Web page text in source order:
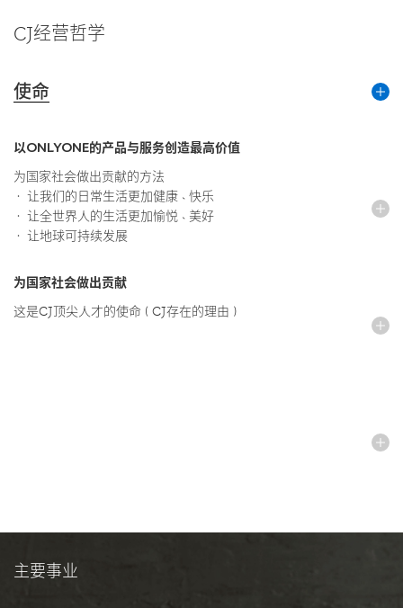
CJ经营哲学
使命
以ONLYONE的产品与服务创造最高价值
为国家社会做出贡献的方法
· 让我们的日常生活更加健康、快乐
· 让全世界人的生活更加愉悦、美好
· 让地球可持续发展
为国家社会做出贡献
这是CJ顶尖人才的使命（CJ存在的理由）
主要事业